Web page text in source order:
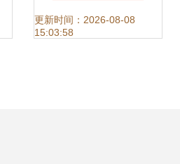
音板声屏障工厂直
更新时间：2026-08-08
15:03:58